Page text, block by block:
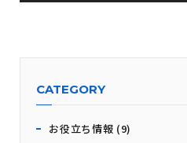
CATEGORY
お役立ち情報 (9)